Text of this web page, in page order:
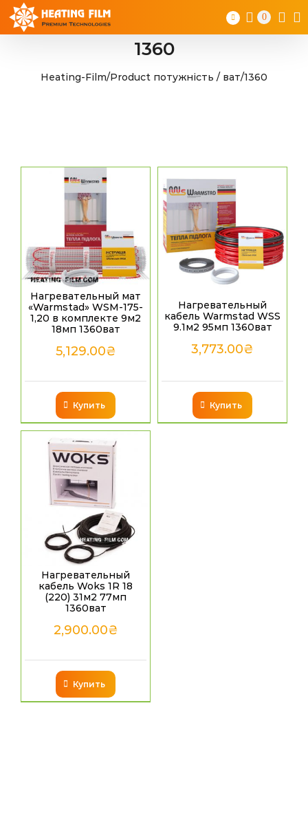
Skip
0
1360
Heating-Film/Product потужність / ват/1360
Нагревательный мат
«Warmstad» WSM-175-
1,20 в комплекте 9м2
18мп 1360ват
5,129.00₴
Купить
Нагревательный
кабель Warmstad WSS
9.1м2 95мп 1360ват
3,773.00₴
Купить
Нагревательный
кабель Woks 1R 18
(220) 31м2 77мп
1360ват
2,900.00₴
Купить